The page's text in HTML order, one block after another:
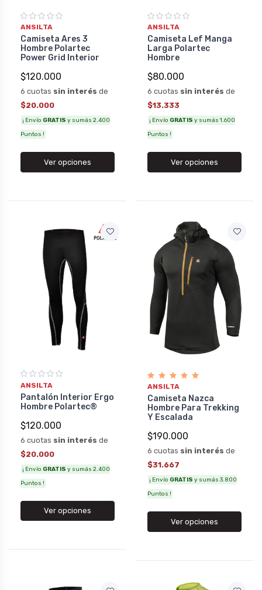
ANSILTA
Camiseta Ares 3
Hombre Polartec
Power Grid Interior
$120.000
6 cuotas sin interés de
$20.000
¡ Envío GRATIS y sumás 2.400
Puntos !
Ver opciones
ANSILTA
Camiseta Lef Manga
Larga Polartec
Hombre
$80.000
6 cuotas sin interés de
$13.333
¡ Envío GRATIS y sumás 1.600
Puntos !
Ver opciones
ANSILTA
Pantalón Interior Ergo
Hombre Polartec®
$120.000
6 cuotas sin interés de
$20.000
¡ Envío GRATIS y sumás 2.400
Puntos !
Ver opciones
ANSILTA
Camiseta Nazca
Hombre Para Trekking
Y Escalada
$190.000
6 cuotas sin interés de
$31.667
¡ Envío GRATIS y sumás 3.800
Puntos !
Ver opciones